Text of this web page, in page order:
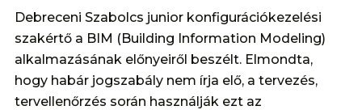
Debreceni Szabolcs junior konfigurációkezelési
szakértő a BIM (Building Information Modeling)
alkalmazásának előnyeiről beszélt. Elmondta,
hogy habár jogszabály nem írja elő, a tervezés,
tervellenőrzés során használják ezt az